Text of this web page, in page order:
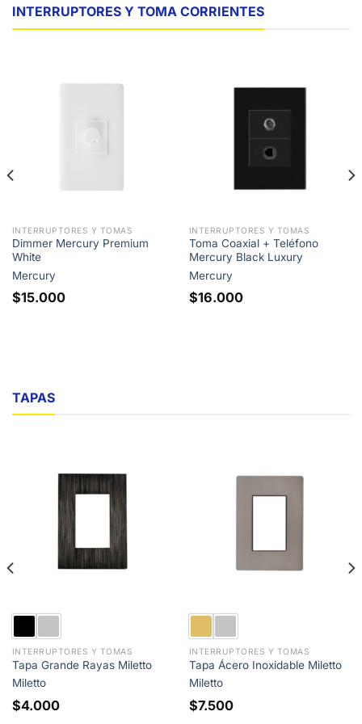
INTERRUPTORES Y TOMA CORRIENTES
INTERRUPTORES Y TOMAS
Dimmer Mercury Premium
White
Mercury
$15.000
INTERRUPTORES Y TOMAS
Toma Coaxial + Teléfono
Mercury Black Luxury
Mercury
$16.000
TAPAS
INTERRUPTORES Y TOMAS
Tapa Grande Rayas Miletto
Miletto
$4.000
INTERRUPTORES Y TOMAS
Tapa Ácero Inoxidable Miletto
Miletto
$7.500